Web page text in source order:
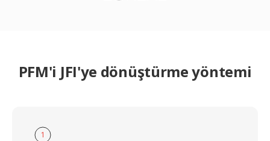
PFM'i JFI'ye dönüştürme yöntemi
1